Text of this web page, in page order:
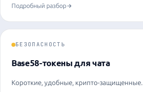
Подробный разбор
БЕЗОПАСНОСТЬ
Base58-токены для чата
Короткие, удобные, крипто-защищенные.